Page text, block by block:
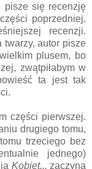
pisze się recenzję
poprzedniej.
recenzji.
twarzy, autor pisze
plusem, bo
zwątpiłabym w
ta jest tak
części pierwszej.
drugiego tomu,
trzeciego bez
jednego)
Kobiet... zaczyna